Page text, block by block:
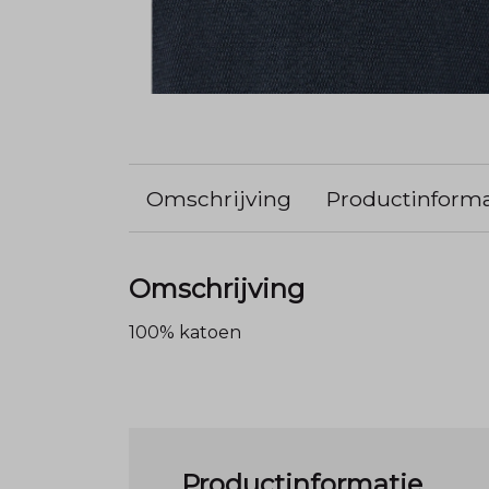
Omschrijving
Omschrijving
100% katoen